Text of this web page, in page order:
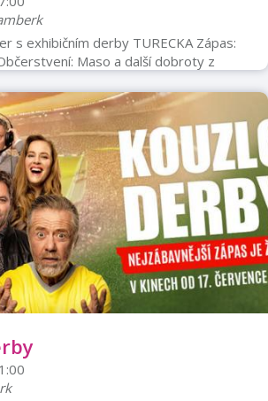
s exhibičním derby TURECKA Zápas:
Maso a další dobroty z
Pátek 15. srpna 2025 Výkop/Začátek:
stadion Pod Topoly v Ženklavě